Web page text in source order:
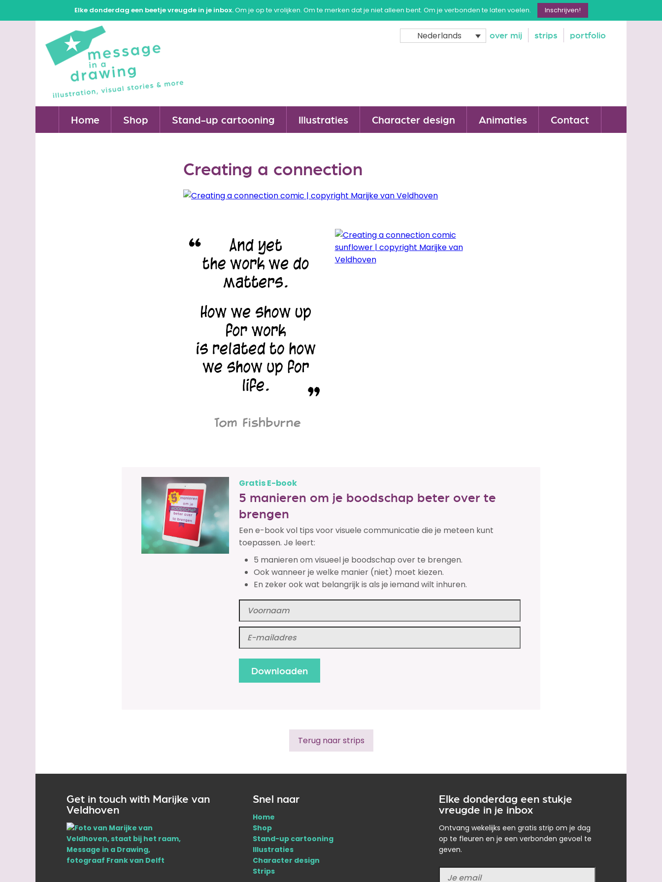
Elke donderdag een beetje vreugde in je inbox.Om je op te vrolijken. Om te merken dat je niet alleen bent. Om je verbonden te laten voelen. Inschrijven!
over mij strips portfolio
Nederlands
Home Shop Stand-up cartooning Illustraties Character design Animaties Contact
Creating a connection
Gratis E-book
5 manieren om je boodschap beter over te
brengen
Een e-book vol tips voor visuele communicatie die je meteen kunt
toepassen. Je leert:
5 manieren om visueel je boodschap over te brengen.
Ook wanneer je welke manier (niet) moet kiezen.
En zeker ook wat belangrijk is als je iemand wilt inhuren.
Terug naar strips
Get in touch with Marijke van
Veldhoven
Snel naar
Home
Shop
Stand-up cartooning
Illustraties
Character design
Strips
Elke donderdag een stukje
vreugde in je inbox
Ontvang wekelijks een gratis strip om je dag
op te fleuren en je een verbonden gevoel te
geven.